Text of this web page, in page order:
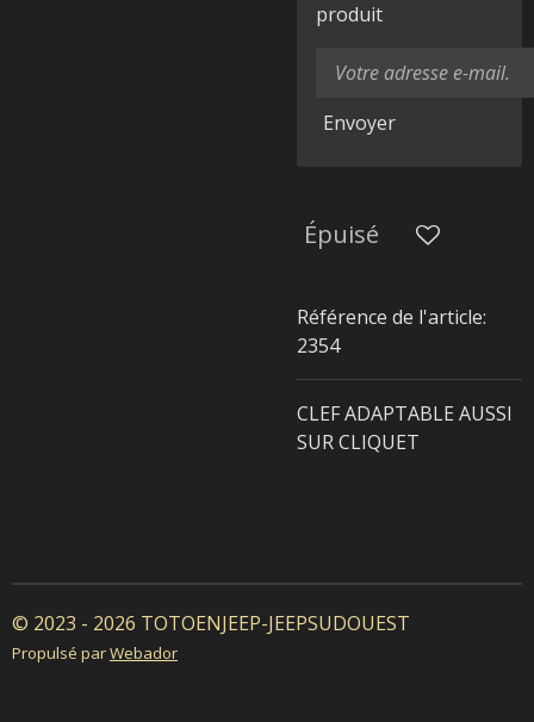
produit
Envoyer
Épuisé
Référence de l'article:
2354
CLEF ADAPTABLE AUSSI
SUR CLIQUET
© 2023 - 2026 TOTOENJEEP-JEEPSUDOUEST
Propulsé parWebador